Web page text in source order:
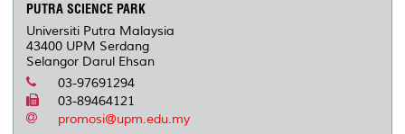
PUTRA SCIENCE PARK
Universiti Putra Malaysia
43400 UPM Serdang
Selangor Darul Ehsan
03-97691294
03-89464121
promosi@upm.edu.my